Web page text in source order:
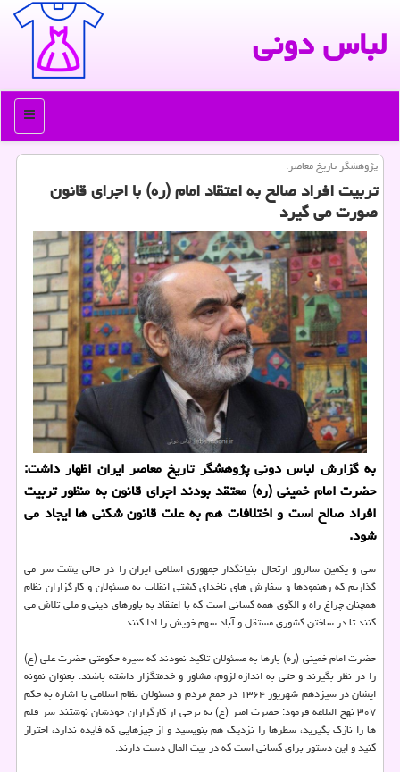
لباس دونی
منو
پژوهشگر تاریخ معاصر:
تربیت افراد صالح به اعتقاد امام (ره) با اجرای قانون
صورت می گیرد
به گزارش لباس دونی پژوهشگر تاریخ معاصر ایران اظهار داشت:
حضرت امام خمینی (ره) معتقد بودند اجرای قانون به منظور تربیت
افراد صالح است و اختلافات هم به علت قانون شكنی ها ایجاد می
شود.
سی و یکمین سالروز ارتحال بنیانگذار جمهوری اسلامی ایران را در حالی پشت سر می
گذاریم که رهنمودها و سفارش های ناخدای کشتی انقلاب به مسئولان و کارگزاران نظام
همچنان چراغ راه و الگوی همه کسانی است که با اعتقاد به باورهای دینی و ملی تلاش می
کنند تا در ساختن کشوری مستقل و آباد سهم خویش را ادا کنند.
حضرت امام خمینی (ره) بارها به مسئولان تاکید نمودند که سیره حکومتی حضرت علی (ع)
را در نظر بگیرند و حتی به اندازه لزوم، مشاور و خدمتگزار داشته باشند. بعنوان نمونه
ایشان در سیزدهم شهریور ۱۳۶۴ در جمع مردم و مسئولان نظام اسلامی با اشاره به حکم
۳۰۷ نهج البلاغه فرمود: حضرت امیر (ع) به برخی از کارگزاران خودشان نوشتند سر قلم
ها را نازک بگیرید، سطرها را نزدیک هم بنویسید و از چیزهایی که فایده ندارد، احتراز
کنید و این دستور برای کسانی است که در بیت المال دست دارند.